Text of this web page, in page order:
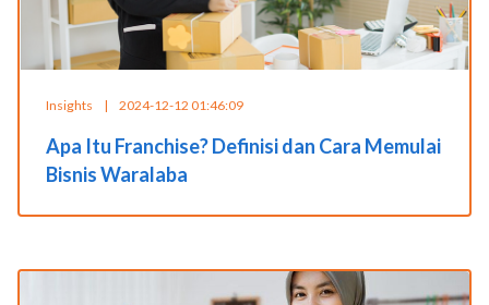
Insights | 2024-12-12 01:46:09
Apa Itu Franchise? Definisi dan Cara Memulai
Bisnis Waralaba